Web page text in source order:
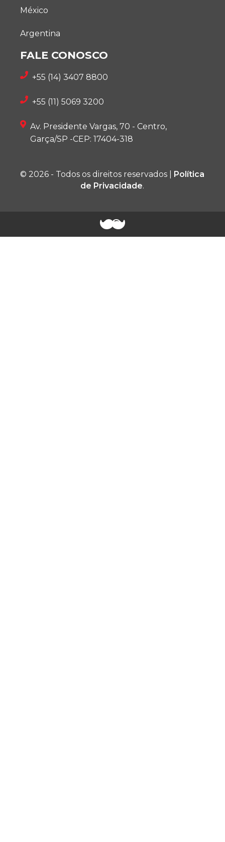
México
Argentina
FALE CONOSCO
+55 (14) 3407 8800
+55 (11) 5069 3200
Av. Presidente Vargas, 70 - Centro,
Garça/SP -CEP: 17404-318
© 2026 - Todos os direitos reservados |
Política
de Privacidade.